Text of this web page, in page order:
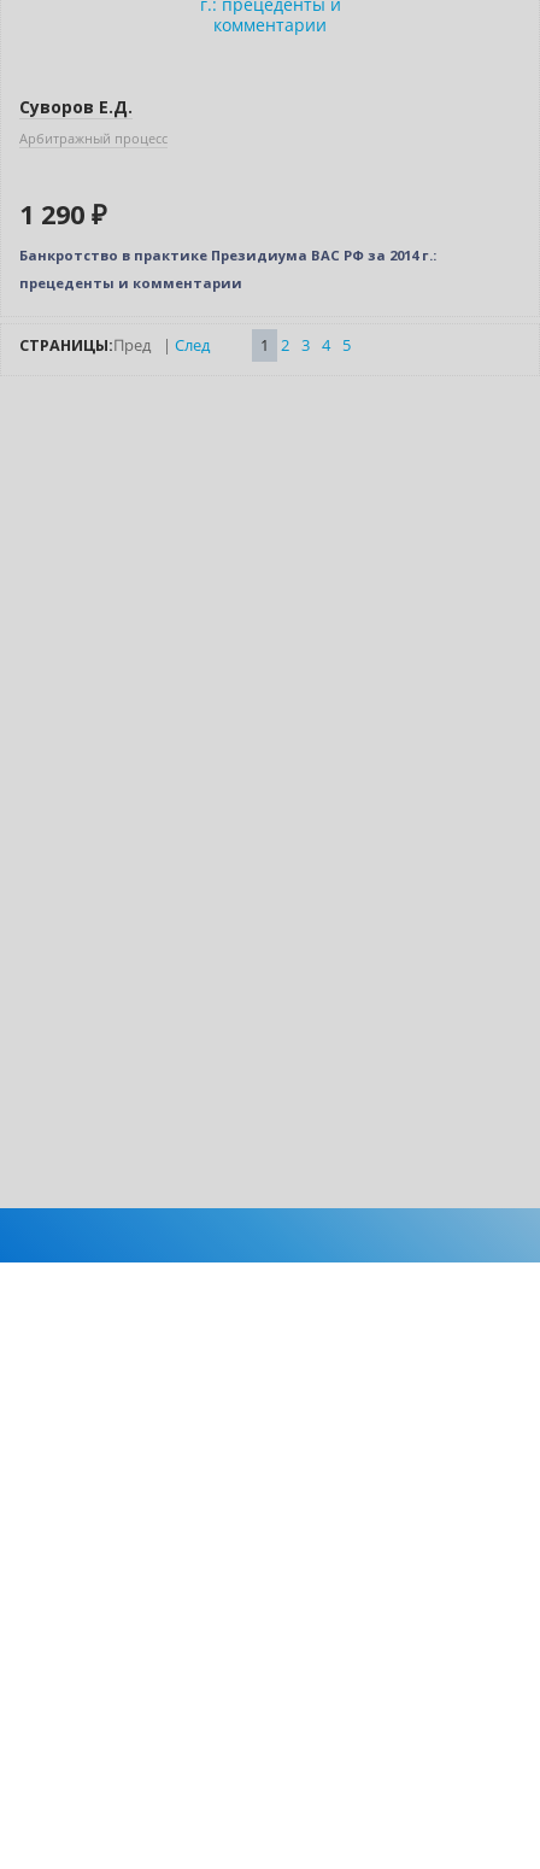
Суворов Е.Д.
Арбитражный процесс
1 290 ₽
Банкротство в практике Президиума ВАС РФ за 2014 г.:
прецеденты и комментарии
СТРАНИЦЫ:Пред | След 1 2 3 4 5